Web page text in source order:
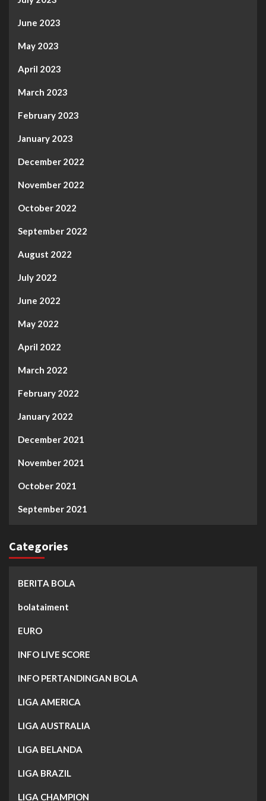
June 2023
May 2023
April 2023
March 2023
February 2023
January 2023
December 2022
November 2022
October 2022
September 2022
August 2022
July 2022
June 2022
May 2022
April 2022
March 2022
February 2022
January 2022
December 2021
November 2021
October 2021
September 2021
Categories
BERITA BOLA
bolataiment
EURO
INFO LIVE SCORE
INFO PERTANDINGAN BOLA
LIGA AMERICA
LIGA AUSTRALIA
LIGA BELANDA
LIGA BRAZIL
LIGA CHAMPION